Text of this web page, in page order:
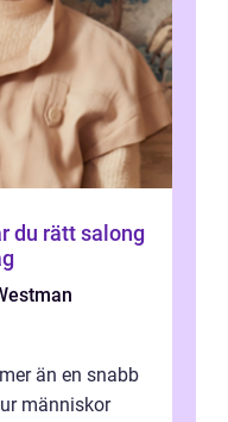
än en snabb
människor